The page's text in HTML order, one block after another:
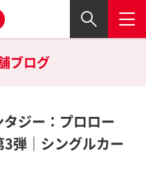
ブログ
ジー：プロロー
弾｜シングルカー